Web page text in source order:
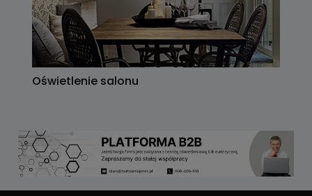
Oświetlenie salonu